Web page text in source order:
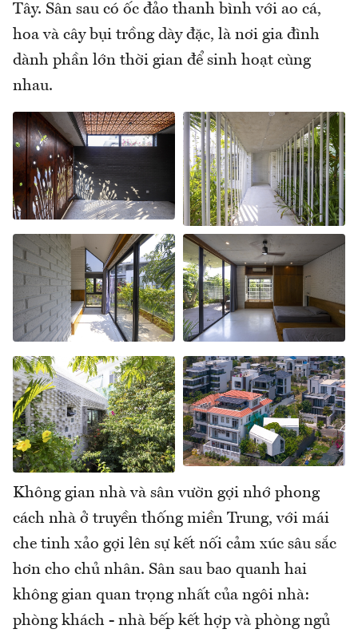
Tây. Sân sau có ốc đảo thanh bình với ao cá,
hoa và cây bụi trồng dày đặc, là nơi gia đình
dành phần lớn thời gian để sinh hoạt cùng
nhau.
Không gian nhà và sân vườn gợi nhớ phong
cách nhà ở truyền thống miền Trung, với mái
che tinh xảo gợi lên sự kết nối cảm xúc sâu sắc
hơn cho chủ nhân. Sân sau bao quanh hai
không gian quan trọng nhất của ngôi nhà:
phòng khách - nhà bếp kết hợp và phòng ngủ